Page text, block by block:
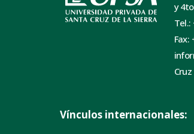
y
Tel.:
Fax:
Vínculos internacionales: